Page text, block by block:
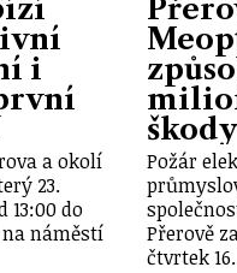
i
a okolí
23.
13:00 do
náměstí
škody
Požár
Přerově
čtvrtek